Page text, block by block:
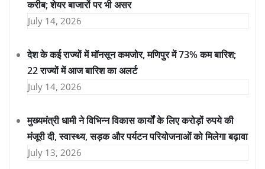
करीब; शेयर बाजारों पर भी असर
July 14, 2026
देश के कई राज्यों में मॉनसून कमजोर, मणिपुर में 73% कम बारिश;
22 राज्यों में आज बारिश का अलर्ट
July 14, 2026
मुख्यमंत्री धामी ने विभिन्न विकास कार्यों के लिए करोड़ों रुपये की
मंजूरी दी, स्वास्थ्य, सड़क और पर्यटन परियोजनाओं को मिलेगा बढ़ावा
July 13, 2026